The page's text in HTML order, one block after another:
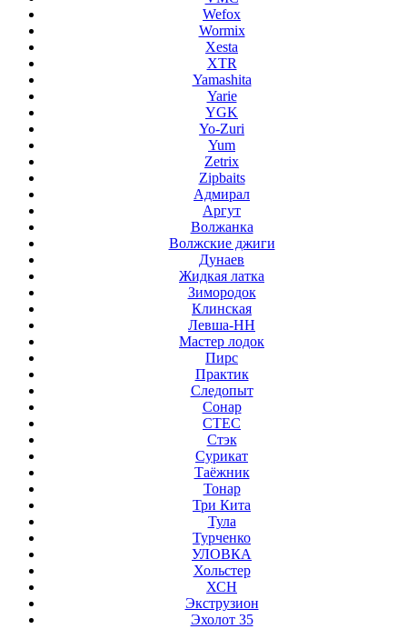
Wefox
Wormix
Xesta
XTR
Yamashita
Yarie
YGK
Yo-Zuri
Yum
Zetrix
Zipbaits
Адмирал
Аргут
Волжанка
Волжские джиги
Дунаев
Жидкая латка
Зимородок
Клинская
Левша-НН
Мастер лодок
Пирс
Практик
Следопыт
Сонар
СТЕС
Стэк
Сурикат
Таёжник
Тонар
Три Кита
Тула
Турченко
УЛОВКА
Хольстер
ХСН
Экструзион
Эхолот 35